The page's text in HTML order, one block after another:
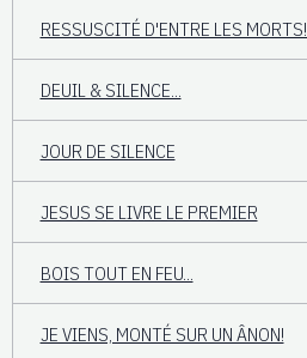
RESSUSCITÉ D'ENTRE LES MORTS!.
DEUIL & SILENCE...
JOUR DE SILENCE
JESUS SE LIVRE LE PREMIER
BOIS TOUT EN FEU...
JE VIENS, MONTÉ SUR UN ÂNON!